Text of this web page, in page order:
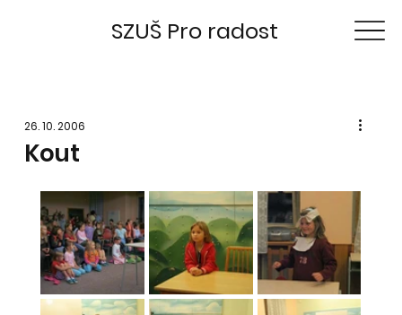
SZUŠ Pro radost
Kout
26. 10. 2006